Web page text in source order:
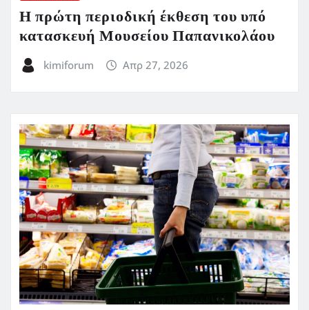
Η πρώτη περιοδική έκθεση του υπό
κατασκευή Μουσείου Παπανικολάου
kimiforum Απρ 27, 2026